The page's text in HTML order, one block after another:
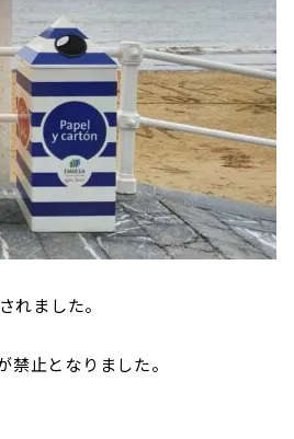
れました。
止となりました。